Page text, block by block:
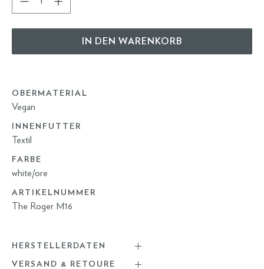
IN DEN WARENKORB
OBERMATERIAL
Vegan
INNENFUTTER
Textil
FARBE
white/ore
ARTIKELNUMMER
The Roger M16
HERSTELLERDATEN
VERSAND & RETOURE